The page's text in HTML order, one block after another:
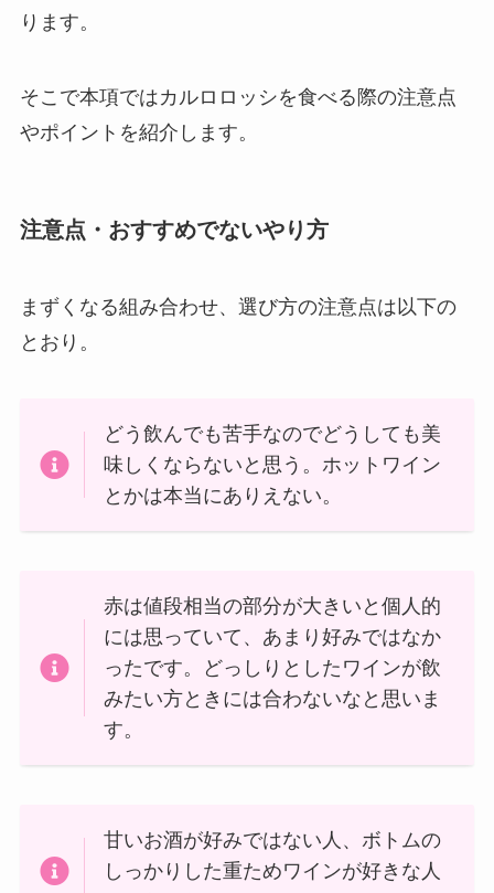
ります。
そこで本項ではカルロロッシを食べる際の注意点
やポイントを紹介します。
注意点・おすすめでないやり方
まずくなる組み合わせ、選び方の注意点は以下の
とおり。
どう飲んでも苦手なのでどうしても美
味しくならないと思う。ホットワイン
とかは本当にありえない。
赤は値段相当の部分が大きいと個人的
には思っていて、あまり好みではなか
ったです。どっしりとしたワインが飲
みたい方ときには合わないなと思いま
す。
甘いお酒が好みではない人、ボトムの
しっかりした重ためワインが好きな人